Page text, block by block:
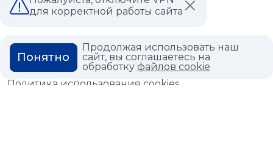
ГЛОССАРИЙ
Политика конфиденциальности
Политика использования cookies
для корректной работы сайта
Продолжая использовать наш
сайт, вы соглашаетесь на
обработкуфайлов cookie
Понятно